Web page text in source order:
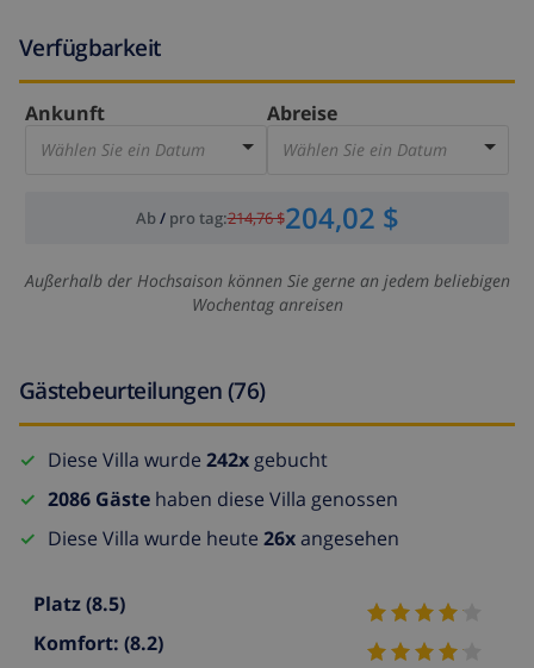
Verfügbarkeit
Ankunft
Wählen Sie ein Datum
Abreise
Wählen Sie ein Datum
Ab/ pro tag:214,76 $204,02 $
Außerhalb der Hochsaison können Sie gerne an jedem beliebigen
Wochentag anreisen
Gästebeurteilungen (76)
Diese Villa wurde 242xgebucht
2086 Gäste haben diese Villa genossen
Diese Villa wurde heute 26xangesehen
Platz(8.5)
Komfort: (8.2)